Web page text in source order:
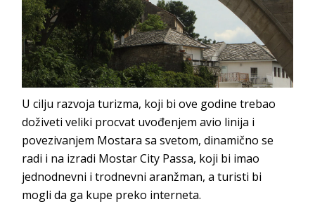
U cilju razvoja turizma, koji bi ove godine trebao
doživeti veliki procvat uvođenjem avio linija i
povezivanjem Mostara sa svetom, dinamično se
radi i na izradi Mostar City Passa, koji bi imao
jednodnevni i trodnevni aranžman, a turisti bi
mogli da ga kupe preko interneta.